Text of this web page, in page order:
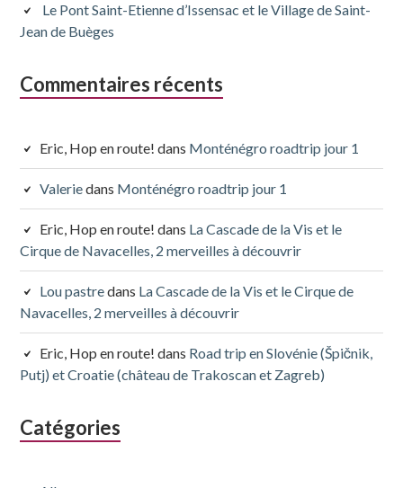
Le Pont Saint-Etienne d’Issensac et le Village de Saint-
Jean de Buèges
Commentaires récents
Eric, Hop en route! dans Monténégro roadtrip jour 1
Valeriedans Monténégro roadtrip jour 1
Eric, Hop en route! dans La Cascade de la Vis et le
Cirque de Navacelles, 2 merveilles à découvrir
Lou pastredans La Cascade de la Vis et le Cirque de
Navacelles, 2 merveilles à découvrir
Eric, Hop en route! dans Road trip en Slovénie (Špičnik,
Putj) et Croatie (château de Trakoscan et Zagreb)
Catégories